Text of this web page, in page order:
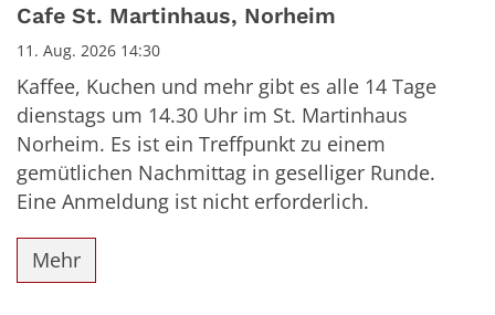
Cafe St. Martinhaus, Norheim
11. Aug. 2026 14:30
Kaffee, Kuchen und mehr gibt es alle 14 Tage
dienstags um 14.30 Uhr im St. Martinhaus
Norheim. Es ist ein Treffpunkt zu einem
gemütlichen Nachmittag in geselliger Runde.
Eine Anmeldung ist nicht erforderlich.
Mehr